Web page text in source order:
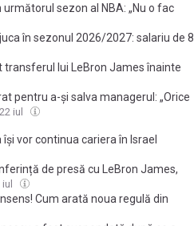
sezon al NBA: „Nu o fac
tare divizie de baschet din lume
în sezonul 2026/2027: salariu de 8
transferul lui LeBron James înainte
pentru a-și salva managerul: „Orice
iul
vor continua cariera în Israel
de presă cu LeBron James,
Cum arată noua regulă din